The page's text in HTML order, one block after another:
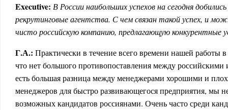
Executive: В России наибольших успехов на сегодня
рекрутинговые агентства. С чем связан такой успех, и
чисто российскую компанию, предлагающую конкурентные
Г.А.: Практически в течение всего времени нашей работы
что нет большого противопоставления между
есть большая разница между менеджерами хорошими и
менеджеров для быстро развивающегося предприятия, мы
возможных кандидатов россиянами. Очень часто среди